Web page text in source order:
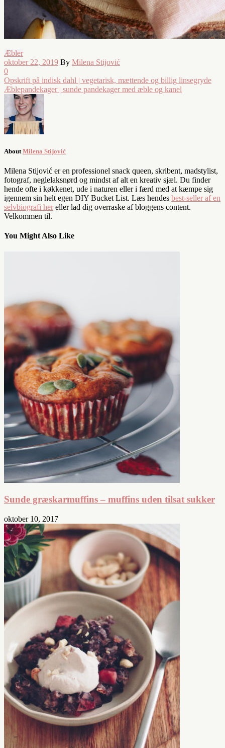
Æbler
oktober 22, 2019 By Milena Stijović
0
Opskrift på indisk dahl | vegetarisk, mættende og billig linsegryde
Æblepandekager | sunde pandekager med æble og kanel
About Milena Stijović
Milena Stijović er en professionel snack queen, skribent, madstylist,
fotograf, neglelaksnørd og mindst af alt en kreativ sjæl. Du finder
hende ofte i køkkenet, ude i naturen eller i færd med at kæmpe sig
igennem sin helt egen DIY Bucket List. Læs hendes best-seller af en
selvbiografi her eller lad dig overraske af bloggens content.
Velkommen til.
You Might Also Like
Sunde græskarmuffins – muffins uden tilsat sukker
oktober 10, 2017